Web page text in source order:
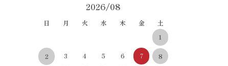
2026/08
日 月 火 水 木 金
土
1
2 3 4 5 6 7 8